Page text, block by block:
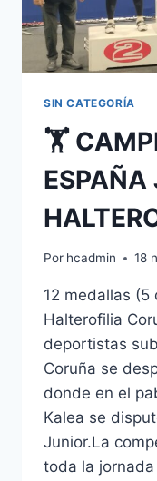
SIN CATEGORÍA
🏋️
ESPAÑA
Por hcadmin 18
12 medallas (5
Halterofilia
deportistas
Coruña se
donde en el
Kalea se
Junior.La
toda la